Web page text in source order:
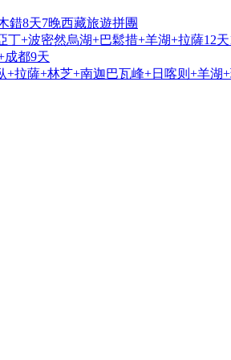
錯8天7晚西藏旅遊拼團
+波密然烏湖+巴鬆措+羊湖+拉薩12
都9天
拉薩+林芝+南迦巴瓦峰+日喀则+羊湖